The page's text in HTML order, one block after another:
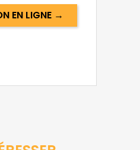
EN LIGNE →